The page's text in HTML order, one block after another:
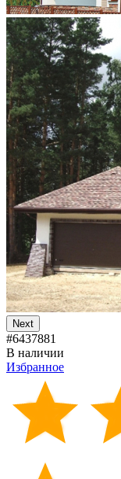
Next
#6437881
В наличии
Избранное